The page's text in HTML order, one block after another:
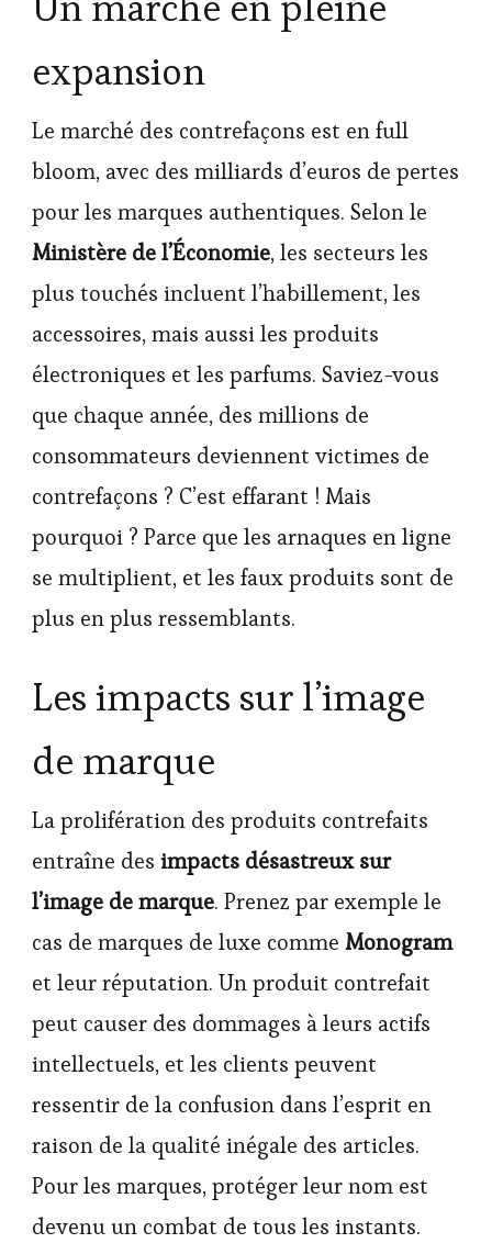
expansion
Le marché des contrefaçons est en full
bloom, avec des milliards d’euros de pertes
pour les marques authentiques. Selon le
Ministère de l’Économie, les secteurs les
plus touchés incluent l’habillement, les
accessoires, mais aussi les produits
électroniques et les parfums. Saviez-vous
que chaque année, des millions de
consommateurs deviennent victimes de
contrefaçons ? C’est effarant ! Mais
pourquoi ? Parce que les arnaques en ligne
se multiplient, et les faux produits sont de
plus en plus ressemblants.
Les impacts sur l’image
de marque
La prolifération des produits contrefaits
entraîne des impacts désastreux sur
l’image de marque. Prenez par exemple le
cas de marques de luxe comme Monogram
et leur réputation. Un produit contrefait
peut causer des dommages à leurs actifs
intellectuels, et les clients peuvent
ressentir de la confusion dans l’esprit en
raison de la qualité inégale des articles.
Pour les marques, protéger leur nom est
devenu un combat de tous les instants.